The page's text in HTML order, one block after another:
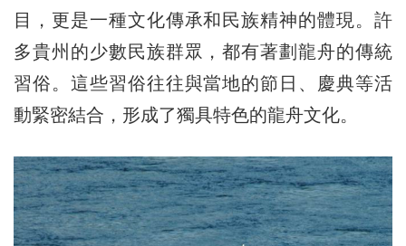
目，更是一種文化傳承和民族精神的體現。許
多貴州的少數民族群眾，都有著劃龍舟的傳統
習俗。這些習俗往往與當地的節日、慶典等活
動緊密結合，形成了獨具特色的龍舟文化。